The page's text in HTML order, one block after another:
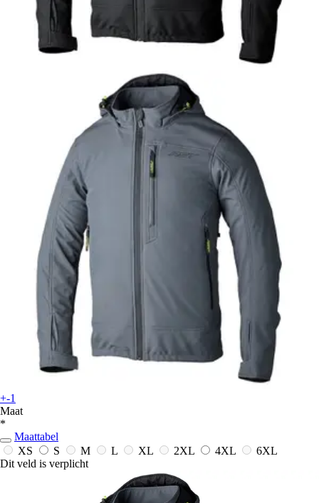
+-1
Maat
*
Maattabel
XS
S M L XL 2XL 4XL
6XL
Dit veld is verplicht